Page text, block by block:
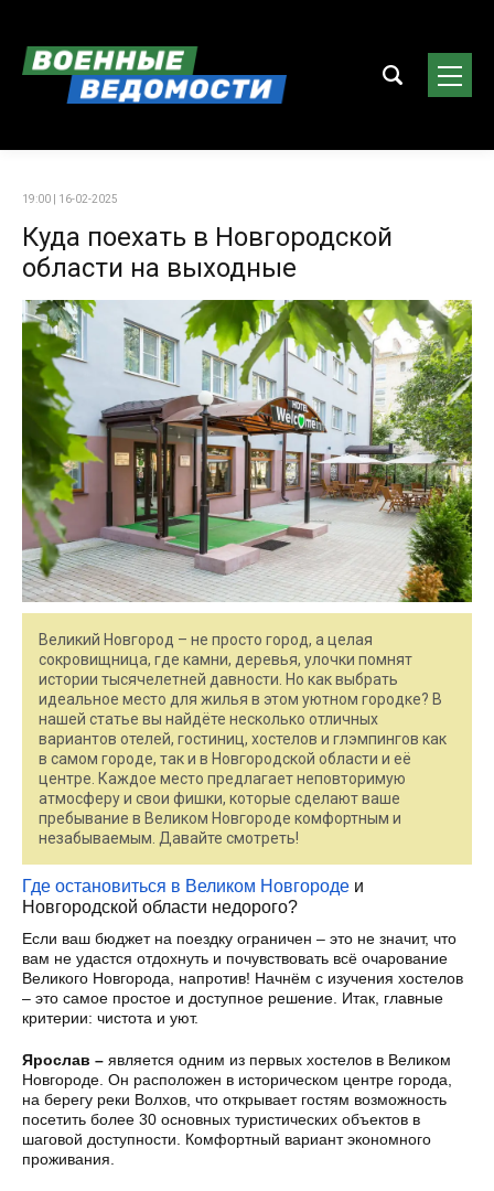
19:00 | 16-02-2025
Куда поехать в Новгородской
области на выходные
Великий Новгород – не просто город, а целая
сокровищница, где камни, деревья, улочки помнят
истории тысячелетней давности. Но как выбрать
идеальное место для жилья в этом уютном городке? В
нашей статье вы найдёте несколько отличных
вариантов отелей, гостиниц, хостелов и глэмпингов как
в самом городе, так и в Новгородской области и её
центре. Каждое место предлагает неповторимую
атмосферу и свои фишки, которые сделают ваше
пребывание в Великом Новгороде комфортным и
незабываемым. Давайте смотреть!
Где остановиться в Великом Новгороде и
Новгородской области недорого?
Если ваш бюджет на поездку ограничен – это не значит, что
вам не удастся отдохнуть и почувствовать всё очарование
Великого Новгорода, напротив! Начнём с изучения хостелов
– это самое простое и доступное решение. Итак, главные
критерии: чистота и уют.
Ярослав – является одним из первых хостелов в Великом
Новгороде. Он расположен в историческом центре города,
на берегу реки Волхов, что открывает гостям возможность
посетить более 30 основных туристических объектов в
шаговой доступности. Комфортный вариант экономного
проживания.